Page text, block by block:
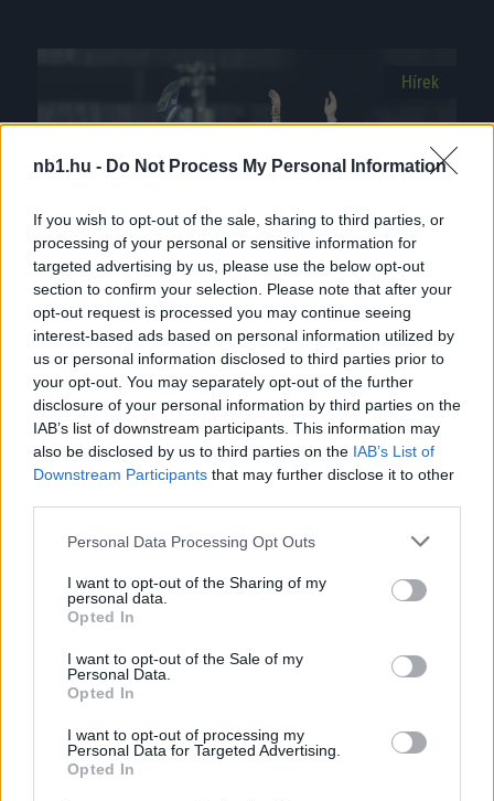
nb1.hu - Do Not Process My Personal Information
If you wish to opt-out of the sale, sharing to third parties, or
processing of your personal or sensitive information for
targeted advertising by us, please use the below opt-out
section to confirm your selection. Please note that after your
opt-out request is processed you may continue seeing
interest-based ads based on personal information utilized by
us or personal information disclosed to third parties prior to
your opt-out. You may separately opt-out of the further
disclosure of your personal information by third parties on the
IAB’s list of downstream participants. This information may
also be disclosed by us to third parties on the IAB’s List of
Downstream Participants that may further disclose it to other
Please note that this website/app uses one or more Google
not limited to your visit or usage behaviour. You may click to
grant or deny consent to Google and its third-party tags to
use your data for below specified purposes in below Google
consent section.
Personal Data Processing Opt Outs
I want to opt-out of the Sharing of my
personal data.
Opted In
I want to opt-out of the Sale of my
Personal Data.
Opted In
I want to opt-out of processing my
Personal Data for Targeted Advertising.
Opted In
Hírek
Rossi Honvédjának csodája kéne Bognár
Györgyéknek, hogy lenyomják a Ferencvárost
Lassan ráfordulunk az NB I 2023/24-es
idényének utolsó negyedére, azaz jön a hajrá.
A mezőnyből mindössze két olyan csapat van,
[…]
2024.03.14. |
Hírek